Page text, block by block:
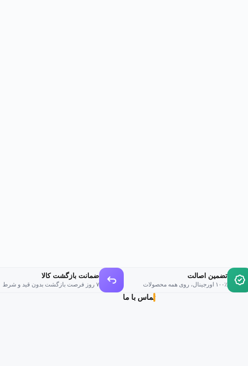
تضمین اصالت
۱۰۰٪ اورجینال، روی همه محصولات
ضمانت بازگشت کالا
۷ روز فرصت بازگشت بدون قید و شرط
تماس با ما